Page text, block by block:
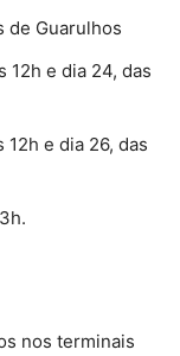
de Guarulhos
12h e dia 24, das
12h e dia 26, das
nos terminais